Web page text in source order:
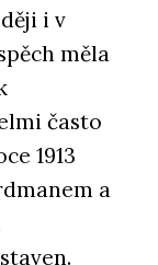
i v
měla
často
1913
a